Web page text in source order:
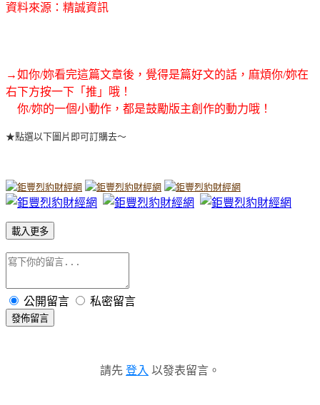
資料來源：精誠資訊
→如你/妳看完這篇文章後，覺得是篇好文的話，麻煩你/妳在
右下方按一下「推」哦！
你/妳的一個小動作，都是鼓勵版主創作的動力哦！
★點選以下圖片即可訂購去～
載入更多
公開留言 私密留言
發佈留言
請先 登入 以發表留言。